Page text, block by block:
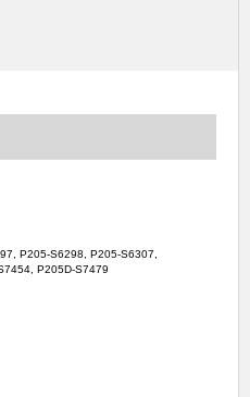
P205-S6298, P205-S6307,
P205D-S7479